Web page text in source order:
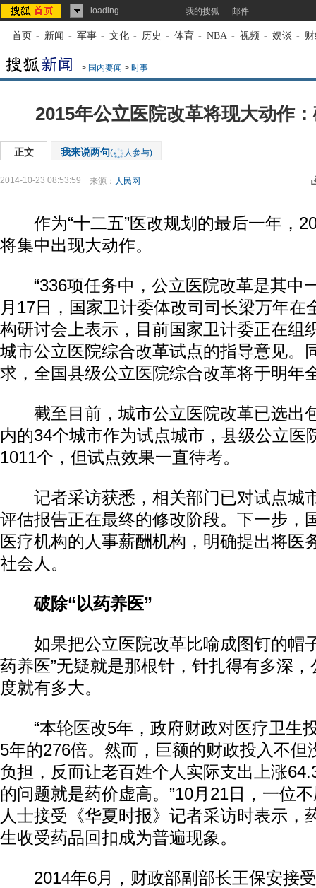
loading... 我的搜狐 邮件
首页 - 新闻 - 军事 - 文化 - 历史 - 体育 - NBA - 视频 - 娱谈 -
> 国内要闻 > 时事
2015年公立医院改革将现大动作
正文 我来说两句( 人参与)
2014-10-23 08:53:59 来源： 人民网
作为“十二五”医改规划的最后一年，
将集中出现大动作。
“336项任务中，公立医院改革是其中
月17日，国家卫计委体改司司长梁万年在
构研讨会上表示，目前国家卫计委正在组
城市公立医院综合改革试点的指导意见。
求，全国县级公立医院综合改革将于明年
截至目前，城市公立医院改革已选出
内的34个城市作为试点城市，县级公立医
1011个，但试点效果一直待考。
记者采访获悉，相关部门已对试点城
评估报告正在最终的修改阶段。下一步，
医疗机构的人事薪酬机构，明确提出将医
社会人。
破除“以药养医”
如果把公立医院改革比喻成图钉的帽
药养医”无疑就是那根针，针扎得有多深
度就有多大。
“本轮医改5年，政府财政对医疗卫生
5年的276倍。然而，巨额的财政投入不但
负担，反而让老百姓个人实际支出上涨
的问题就是药价虚高。”10月21日，一位
人士接受《华夏时报》记者采访时表示，
生收受药品回扣成为普遍现象。
2014年6月，财政部副部长王保安接受